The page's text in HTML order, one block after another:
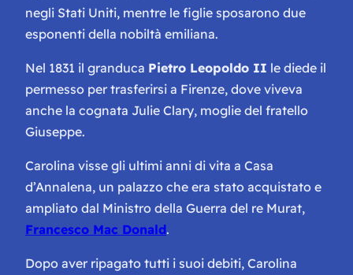
negli Stati Uniti, mentre le figlie sposarono due
esponenti della nobiltà emiliana.
Nel 1831 il granduca Pietro Leopoldo II le diede il
permesso per trasferirsi a Firenze, dove viveva
anche la cognata Julie Clary, moglie del fratello
Giuseppe.
Carolina visse gli ultimi anni di vita a Casa
d’Annalena, un palazzo che era stato acquistato e
ampliato dal Ministro della Guerra del re Murat,
Francesco Mac Donald.
Dopo aver ripagato tutti i suoi debiti, Carolina